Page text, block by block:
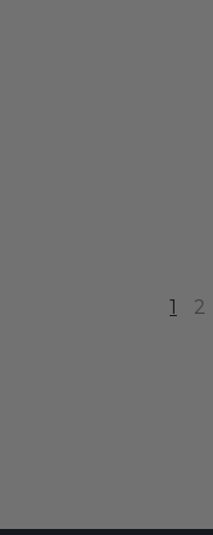
1 2